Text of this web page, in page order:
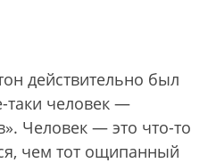
действительно был
таки человек —
Человек — это что-то
чем тот ощипанный